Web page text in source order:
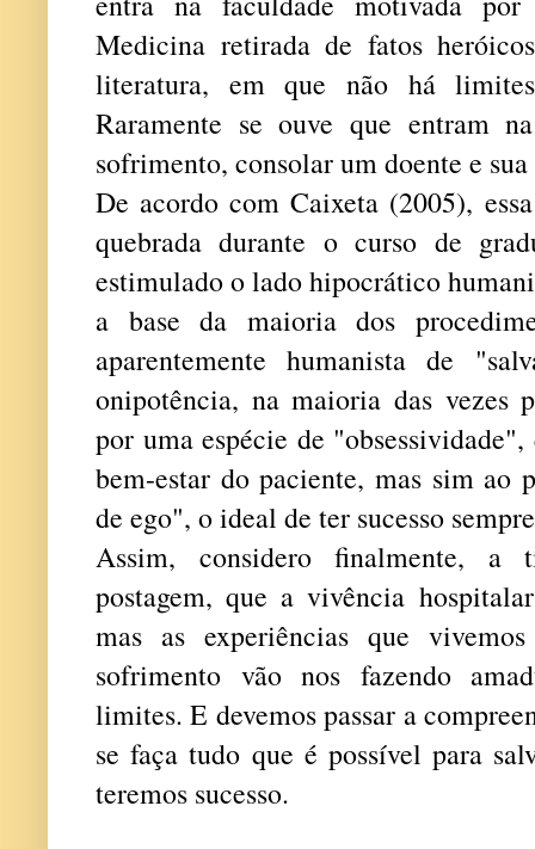
Medicina retirada de fatos
literatura, em que não há
Raramente se ouve que entram
sofrimento, consolar um doente e
De acordo com Caixeta (2005),
quebrada durante o curso de
estimulado o lado hipocrático
a base da maioria dos
aparentemente humanista de
onipotência, na maioria das vezes
por uma espécie de
bem-estar do paciente, mas sim ao
de ego", o ideal de ter sucesso
Assim, considero finalmente, a
postagem, que a vivência
mas as experiências que
sofrimento vão nos fazendo
limites. E devemos passar a
se faça tudo que é possível para
teremos sucesso.